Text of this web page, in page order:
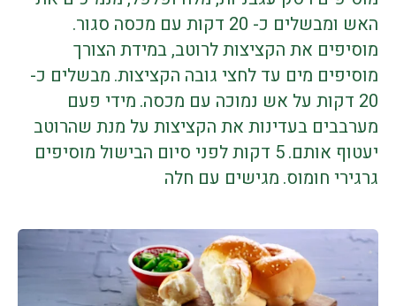
האש ומבשלים כ- 20 דקות עם מכסה סגור
.
מוסיפים את הקציצות לרוטב, במידת הצורך
מוסיפים מים עד לחצי גובה הקציצות. מבשלים כ-
20 דקות על אש נמוכה עם מכסה.
מידי פעם
מערבבים בעדינות את הקציצות על מנת שהרוטב
יעטוף אותם.
5 דקות לפני סיום הבישול מוסיפים
גרגירי חומוס. מגישים עם חלה